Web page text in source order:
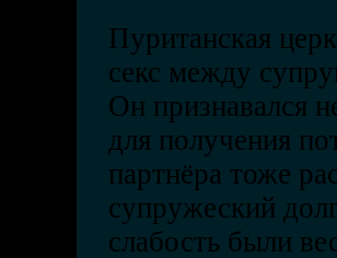
Пуританская
секс между
Он признавался
для получения
партнёра тоже
супружеский
слабость были